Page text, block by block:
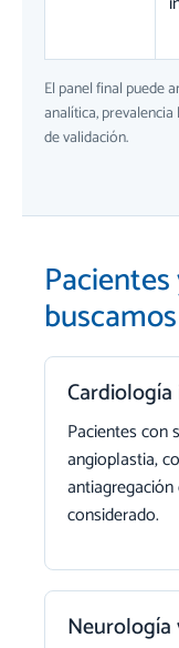
El panel final puede
analítica,
de validación.
buscamos
Pacientes con
angioplastia,
considerado.
Neurología